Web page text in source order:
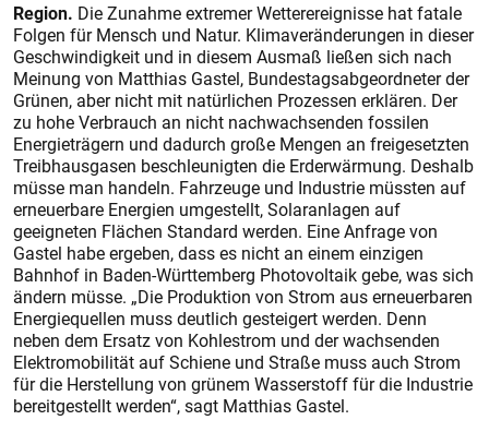
Region. Die Zunahme extremer Wetterereignisse hat fatale
Folgen für Mensch und Natur. Klimaveränderungen in dieser
Geschwindigkeit und in diesem Ausmaß ließen sich nach
Meinung von Matthias Gastel, Bundestagsabgeordneter der
Grünen, aber nicht mit natürlichen Prozessen erklären. Der
zu hohe Verbrauch an nicht nachwachsenden fossilen
Energieträgern und dadurch große Mengen an freigesetzten
Treibhausgasen beschleunigten die Erderwärmung. Deshalb
müsse man handeln. Fahrzeuge und Industrie müssten auf
erneuerbare Energien umgestellt, Solaranlagen auf
geeigneten Flächen Standard werden. Eine Anfrage von
Gastel habe ergeben, dass es nicht an einem einzigen
Bahnhof in Baden-Württemberg Photovoltaik gebe, was sich
ändern müsse. „Die Produktion von Strom aus erneuerbaren
Energiequellen muss deutlich gesteigert werden. Denn
neben dem Ersatz von Kohlestrom und der wachsenden
Elektromobilität auf Schiene und Straße muss auch Strom
für die Herstellung von grünem Wasserstoff für die Industrie
bereitgestellt werden“, sagt Matthias Gastel.